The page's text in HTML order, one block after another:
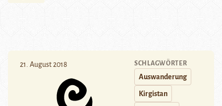
21. August 2018 SCHLAGWÖRTER
Auswanderung
Kirgistan